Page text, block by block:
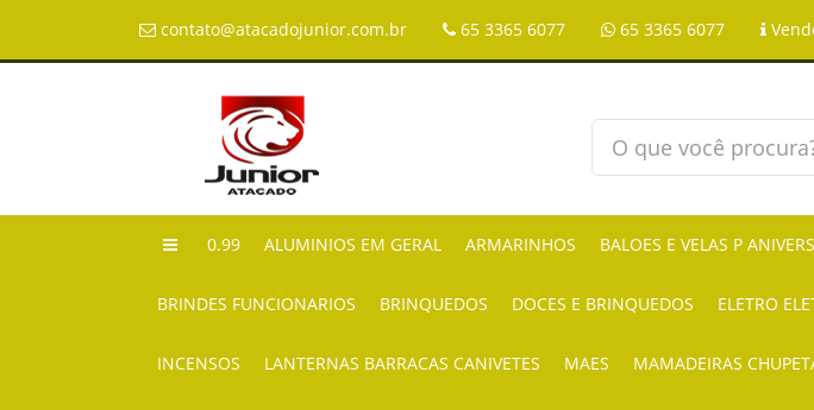
contato@atacadojunior.com.br 65 3365 6077 65 3365 6077
0.99 ALUMINIOS EM GERAL ARMARINHOS BALOES E VELAS P
BRINDES FUNCIONARIOS BRINQUEDOS DOCES E BRINQUEDOS ELETRO
INCENSOS LANTERNAS BARRACAS CANIVETES MAES MAMADEIRAS